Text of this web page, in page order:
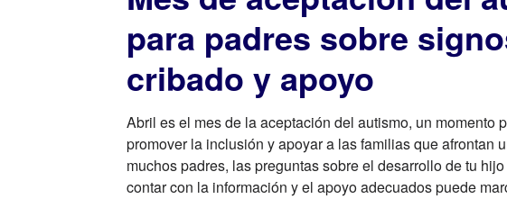
para padres sobre
cribado y apoyo
Abril es el mes de la aceptación del autismo, un momento
promover la inclusión y apoyar a las familias que afrontan
muchos padres, las preguntas sobre el desarrollo de tu
contar con la información y el apoyo adecuados puede